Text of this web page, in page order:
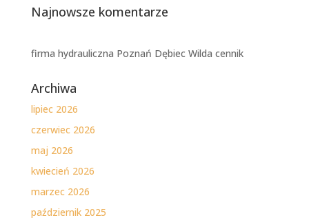
Najnowsze komentarze
firma hydrauliczna Poznań Dębiec Wilda cennik
Archiwa
lipiec 2026
czerwiec 2026
maj 2026
kwiecień 2026
marzec 2026
październik 2025